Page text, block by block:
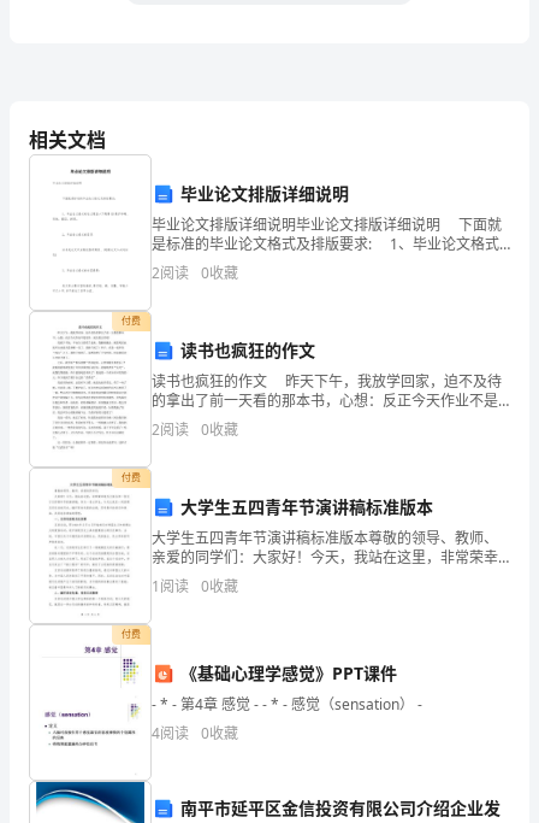
规，
惯。
中，
相关文档
毕业论文排版详细说明
毕业论文排版详细说明毕业论文排版详细说明 下面就
是标准的毕业论文格式及排版要求: 1、毕业论文格式
的论文题目:(下附署名)要求准确、简练、醒目、新颖。
2、毕业论文格式的
2阅读 0收藏
付费
读书也疯狂的作文
读书也疯狂的作文 昨天下午，我放学回家，迫不及待
的拿出了前一天看的那本书，心想：反正今天作业不是
很多，就先看会书吧！ 我放下书包，不由自主的看了
起来。我翻来翻去，就是死活也找不出来前天看到哪一
2阅读 0收藏
付费
大学生五四青年节演讲稿标准版本
大学生五四青年节演讲稿标准版本尊敬的领导、教师、
亲爱的同学们：大家好！今天，我站在这里，非常荣幸
地为大家分享一份关于五四青年节的演讲稿。作为一名
大学生，今天让我们一同回顾五四运动的历史，缅怀革
1阅读 0收藏
付费
《基础心理学感觉》PPT课件
- * - 第4章 感觉 - - * - 感觉（sensation） -
4阅读 0收藏
南平市延平区金信投资有限公司介绍企业发